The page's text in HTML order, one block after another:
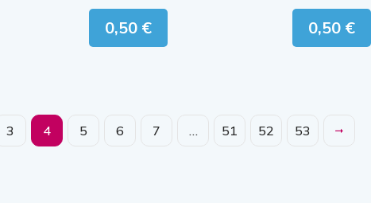
0,50 € 0,50 €
3 4 5 6 7 … 51 52 53